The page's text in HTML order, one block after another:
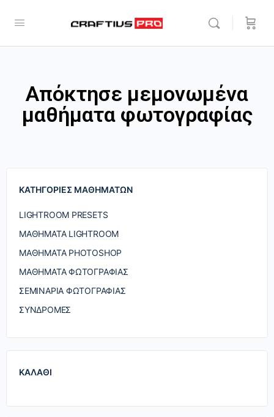
Απόκτησε μεμονωμένα
μαθήματα φωτογραφίας
ΚΑΤΗΓΟΡΊΕΣ ΜΑΘΗΜΆΤΩΝ
LIGHTROOM PRESETS
ΜΑΘΉΜΑΤΑ LIGHTROOM
ΜΑΘΉΜΑΤΑ PHOTOSHOP
ΜΑΘΉΜΑΤΑ ΦΩΤΟΓΡΑΦΊΑΣ
ΣΕΜΙΝΆΡΙΑ ΦΩΤΟΓΡΑΦΊΑΣ
ΣΥΝΔΡΟΜΈΣ
ΚΑΛΆΘΙ